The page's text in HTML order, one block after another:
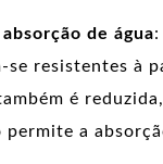
de água
resistentes à
é
permite a